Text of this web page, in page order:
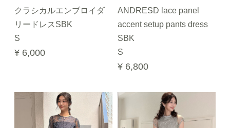
クラシカルエンブロイダ
リードレスSBK
S
¥ 6,000
ANDRESD lace panel
accent setup pants dress
SBK
S
¥ 6,800